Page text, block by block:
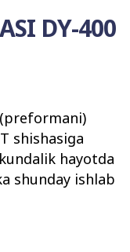
DY-400
shishasiga
hayotda
shunday ishlab